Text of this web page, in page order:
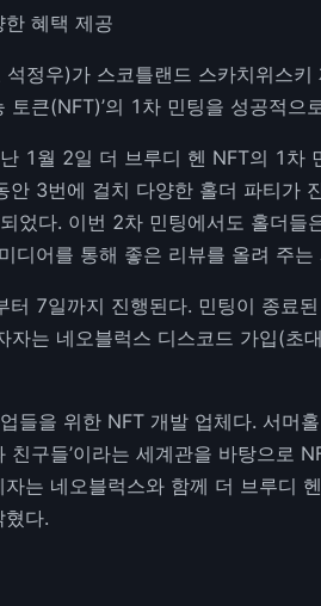
한 혜택 제공
정우)가 스코틀랜드 스카치위스
토큰(NFT)’의 1차 민팅을 성공적으
1월 2일 더 브루디 헨 NFT의 1차
안 3번에 걸치 다양한 홀더 파티가
었다. 이번 2차 민팅에서도 홀더
디어를 통해 좋은 리뷰를 올려 주
터 7일까지 진행된다. 민팅이 종료
자는 네오블럭스 디스코드 가입(초
들을 위한 NFT 개발 업체다. 서머
친구들’이라는 세계관을 바탕으로
는 네오블럭스와 함께 더 브루디
혔다.